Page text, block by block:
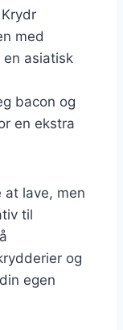
med
en asiatisk
bacon og
en ekstra
at lave, men
til
og
egen